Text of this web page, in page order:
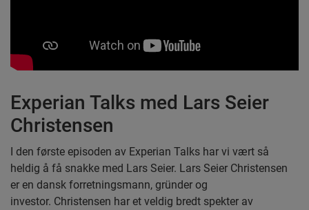
Experian Talks med Lars Seier
Christensen
I den første episoden av Experian Talks har vi vært så
heldig å få snakke med Lars Seier. Lars Seier Christensen
er en dansk forretningsmann, gründer og
investor. Christensen har et veldig bredt spekter av